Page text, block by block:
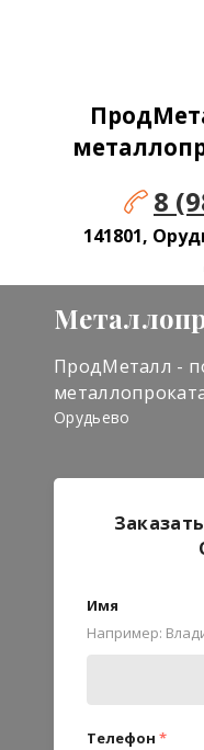
8
141801,
ПродМеталл -
Орудьево
Имя
Например:
Телефон *